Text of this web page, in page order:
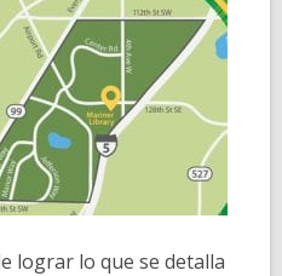
lograr lo que se detalla